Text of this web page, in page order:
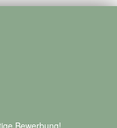
Bewerbung!